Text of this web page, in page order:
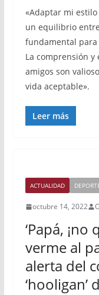
«Adaptar mi
un equilibrio
fundamental
La comprensión y
amigos son
vida aceptable».
Leer más
ACTUALIDAD
octubre 14, 2022
‘Papá,
verme al
alerta del
‘hooligan’